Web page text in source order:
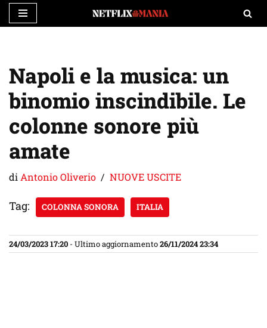
contenuto
Napoli e la musica: un
binomio inscindibile. Le
colonne sonore più
amate
di Antonio Oliverio NUOVE USCITE
Tag: COLONNA SONORA ITALIA
24/03/2023 17:20 - Ultimo aggiornamento26/11/2024 23:34